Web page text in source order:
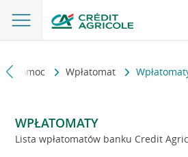
i pomoc Wpłatomat
WPŁATOMATY
Lista wpłatomatów banku Credit